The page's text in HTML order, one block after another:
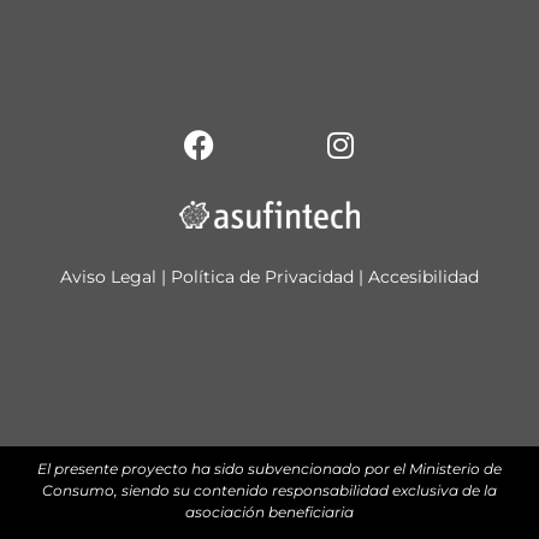
Aviso Legal | Política de Privacidad | Accesibilidad
El presente proyecto ha sido subvencionado por el Ministerio de
Consumo, siendo su contenido responsabilidad exclusiva de la
asociación beneficiaria